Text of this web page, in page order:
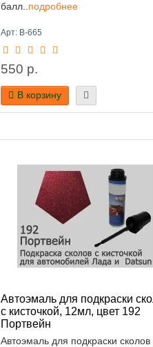
балл.. подробнее
Арт: B-665
550 р.
В корзину
Автоэмаль для подкраски
с кисточкой, 12мл, цвет 192
Портвейн
Автоэмаль для подкраски сколов